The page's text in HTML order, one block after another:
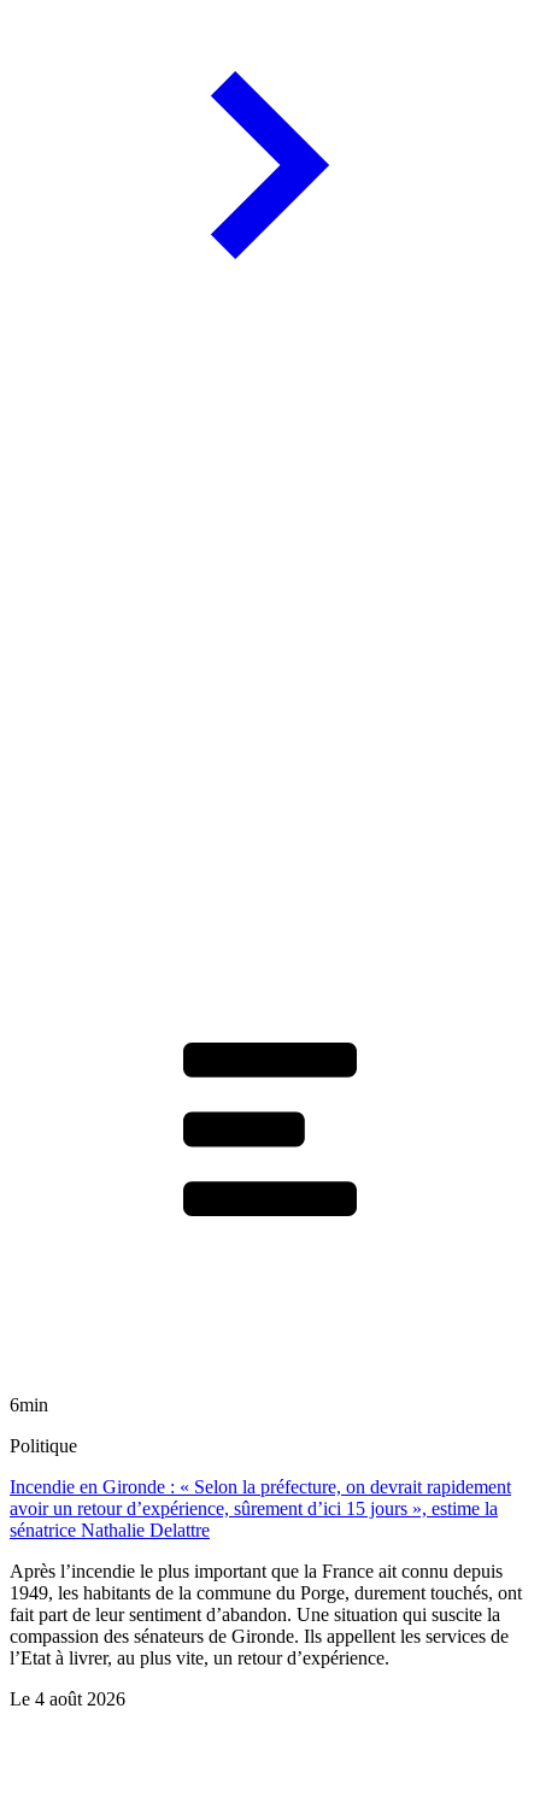
6min
Politique
Incendie en Gironde : « Selon la préfecture, on devrait rapidement
avoir un retour d’expérience, sûrement d’ici 15 jours », estime la
sénatrice Nathalie Delattre
Après l’incendie le plus important que la France ait connu depuis
1949, les habitants de la commune du Porge, durement touchés, ont
fait part de leur sentiment d’abandon. Une situation qui suscite la
compassion des sénateurs de Gironde. Ils appellent les services de
l’Etat à livrer, au plus vite, un retour d’expérience.
Le 4 août 2026